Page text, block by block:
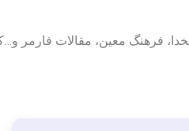
فرهنگ معین، مقالات فارمر